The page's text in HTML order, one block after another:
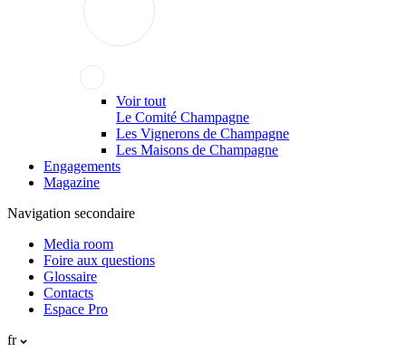
Voir tout
Le Comité Champagne
Les Vignerons de Champagne
Les Maisons de Champagne
Engagements
Magazine
Navigation secondaire
Media room
Foire aux questions
Glossaire
Contacts
Espace Pro
fr